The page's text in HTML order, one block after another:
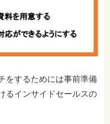
をするためには事前準備
るインサイドセールスの